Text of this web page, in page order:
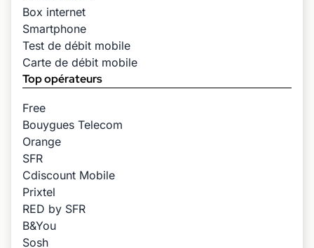
Box internet
Smartphone
Test de débit mobile
Carte de débit mobile
Top opérateurs
Free
Bouygues Telecom
Orange
SFR
Cdiscount Mobile
Prixtel
RED by SFR
B&You
Sosh